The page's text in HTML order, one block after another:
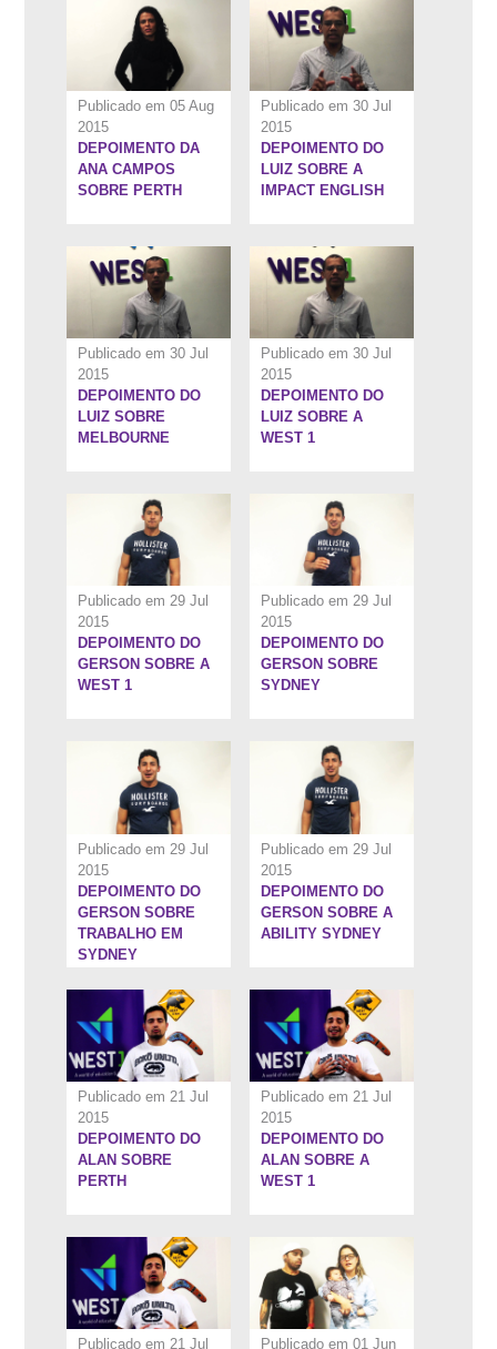
Publicado em 05 Aug
2015
DEPOIMENTO DA
ANA CAMPOS
SOBRE PERTH
Publicado em 30 Jul
2015
DEPOIMENTO DO
LUIZ SOBRE A
IMPACT ENGLISH
Publicado em 30 Jul
2015
DEPOIMENTO DO
LUIZ SOBRE
MELBOURNE
Publicado em 30 Jul
2015
DEPOIMENTO DO
LUIZ SOBRE A
WEST 1
Publicado em 29 Jul
2015
DEPOIMENTO DO
GERSON SOBRE A
WEST 1
Publicado em 29 Jul
2015
DEPOIMENTO DO
GERSON SOBRE
SYDNEY
Publicado em 29 Jul
2015
0:47''
DEPOIMENTO DO
GERSON SOBRE
TRABALHO EM
SYDNEY
Publicado em 29 Jul
2015
1:1''
DEPOIMENTO DO
GERSON SOBRE A
ABILITY SYDNEY
Publicado em 21 Jul
2015
1:12''
DEPOIMENTO DO
ALAN SOBRE
PERTH
Publicado em 21 Jul
2015
1:27''
DEPOIMENTO DO
ALAN SOBRE A
WEST 1
Publicado em 21 Jul
Publicado em 01 Jun
0:58''